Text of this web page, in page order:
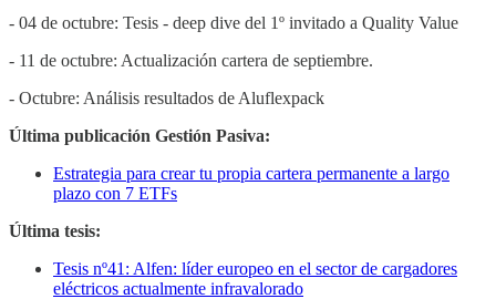
- 04 de octubre: Tesis - deep dive del 1º invitado a Quality Value
- 11 de octubre: Actualización cartera de septiembre.
- Octubre: Análisis resultados de Aluflexpack
Última publicación Gestión Pasiva:
Estrategia para crear tu propia cartera permanente a largo
plazo con 7 ETFs
Última tesis:
Tesis nº41: Alfen: líder europeo en el sector de cargadores
eléctricos actualmente infravalorado